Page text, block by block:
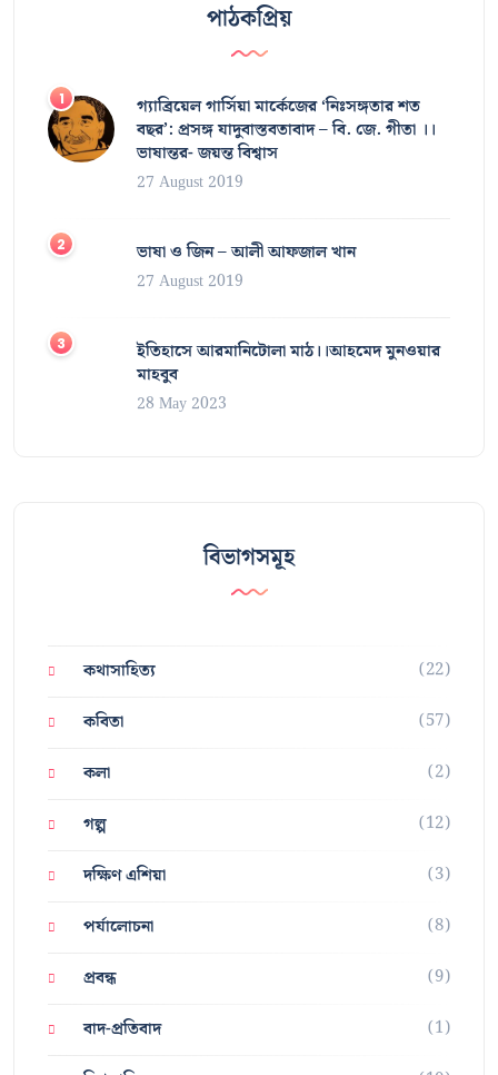
পাঠকপ্রিয়
গ্যাব্রিয়েল গার্সিয়া মার্কেজের ‘নিঃসঙ্গতার শত
বছর’: প্রসঙ্গ যাদুবাস্তবতাবাদ – বি. জে. গীতা ।।
ভাষান্তর- জয়ন্ত বিশ্বাস
27 August 2019
ভাষা ও জিন – আলী আফজাল খান
27 August 2019
ইতিহাসে আরমানিটোলা মাঠ।।আহমেদ মুনওয়ার
মাহবুব
28 May 2023
বিভাগসমূহ
কথাসাহিত্য
(22)
কবিতা
(57)
কলা
(2)
গল্প
(12)
দক্ষিণ এশিয়া
(3)
পর্যালোচনা
(8)
প্রবন্ধ
(9)
বাদ-প্রতিবাদ
(1)